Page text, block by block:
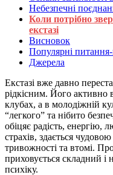
Небезпечні
Коли потрібно
екстазі
Висновок
Популярні питання-
Джерела
Екстазі вже давно
рідкісним. Його активно
клубах, а в молодіжній
“легкого” та нібито
обіцяє радість, енергію,
страхів, здається
тривожності та втомі.
приховується складний і
психіку.